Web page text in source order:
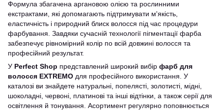
Формула збагачена аргановою олією та рослинними
екстрактами, які допомагають підтримувати м'якість,
еластичність і природний блиск волосся під час процедури
фарбування. Завдяки сучасній технології пігментації фарба
забезпечує рівномірний колір по всій довжині волосся та
професійний результат.
У Perfect Shop представлений широкий вибір фарб для
волосся EXTREMO для професійного використання. У
каталозі ви знайдете натуральні, попелясті, золотисті, мідні,
шоколадні, червоні, платинові та інші відтінки, а також серії для
освітлення й тонування. Асортимент регулярно поповнюється